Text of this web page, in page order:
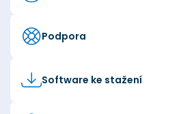
Podpora
Software ke stažení